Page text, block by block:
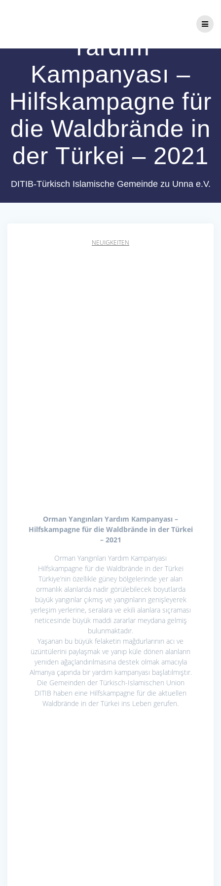
Orman Yangınları
Yardım
Kampanyası –
Hilfskampagne für
die Waldbrände in
der Türkei – 2021
DITIB-Türkisch Islamische Gemeinde zu Unna e.V.
NEUIGKEITEN
Orman Yangınları Yardım Kampanyası –
Hilfskampagne für die Waldbrände in der Türkei
– 2021
Orman Yangınları Yardım Kampanyası
Hilfskampagne für die Waldbrände in der Türkei
Türkiye’nin özellikle güney bölgelerinde yer alan
ormanlık alanlarda nadir görülebilecek boyutlarda
büyük yangınlar çıkmış ve yangınların genişleyerek
yerleşim yerlerine, seralara ve ekili alanlara sıçraması
neticesinde büyük maddi zararlar meydana gelmiş
bulunmaktadır.
Yaşanan bu büyük felaketin mağdurlarının acı ve
üzüntülerini paylaşmak ve yanıp küle dönen alanların
yeniden ağaçlandırılmasına destek olmak amacıyla
Almanya çapında bir yardım kampanyası başlatılmıştır.
Die Gemeinden der Türkisch-Islamischen Union
DITIB haben eine Hilfskampagne für die aktuellen
Waldbrände in der Türkei ins Leben gerufen.